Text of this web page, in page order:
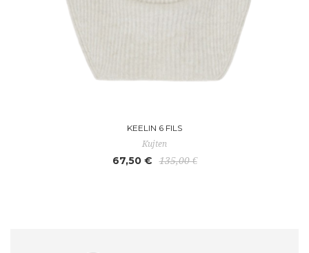
KEELIN 6 FILS
Kujten
67,50 € 135,00 €